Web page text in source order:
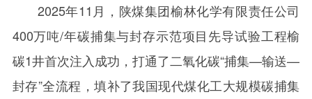
2025年11 月，陕煤集团榆林化学有限责任公司
400万吨/年碳捕集与封存示范项目先导试验工程榆
碳1井首次注入成功，打通了二氧化碳“捕集—输送—
封存”全流程，填补了我国现代煤化工大规模碳捕集